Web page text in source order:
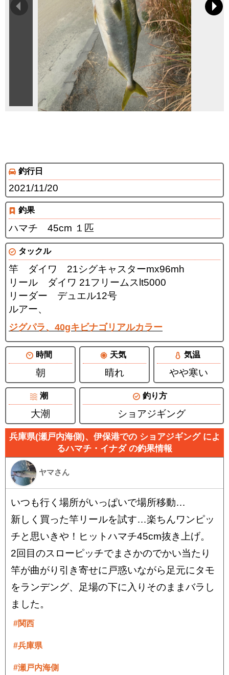
釣行日
2021/11/20
釣果
ハマチ 45cm １匹
タックル
竿 ダイワ 21シグキャスターmx96mh
リール ダイワ 21フリームスlt5000
リーダー デュエル12号
ルアー、
ジグパラ、40gキビナゴリアルカラー
時間
朝
天気
晴れ
気温
やや寒い
潮
大潮
釣り方
ショアジギング
兵庫県(瀬戸内海側)、伊保港での ショアジギング によ
るハマチ・イナダ の釣果情報
ヤマさん
いつも行く場所がいっぱいで場所移動…
新しく買った竿リールを試す…楽ちんワンピッ
チと思いきや！ヒットハマチ45cm抜き上げ。
2回目のスローピッチでまさかのでかい当たり
竿が曲がり引き寄せに戸惑いながら足元にタモ
をランデング、足場の下に入りそのままバラし
ました。
#関西
#兵庫県
#瀬戸内海側